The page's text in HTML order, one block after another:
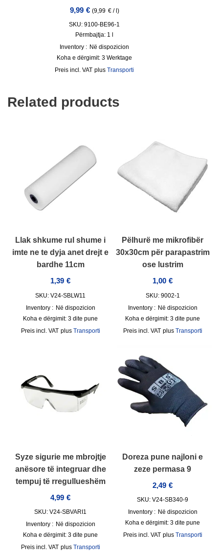
9,99 € (9,99 €/l)
SKU: 9100-BE96-1
Përmbajtja: 1
Inventory : Në dispozicion
Koha e dërgimit:3 Werktage
incl. VAT plusTransporti
Related products
Llak shkume rul shume i
imte ne te dyja anet drejt e
bardhe 11cm
1,39 €
SKU: V24-SBLW11
Inventory : Në dispozicion
Koha e dërgimit: 3 dite pune
incl. VAT plus Transporti
Pëlhurë me mikrofibër
30x30cm për parapastrim
ose lustrim
1,00 €
SKU: 9002-1
Inventory : Në dispozicion
Koha e dërgimit: 3 dite pune
incl. VAT plus Transporti
Syze sigurie me mbrojtje
anësore të integruar dhe
tempuj të rregullueshëm
4,99 €
SKU: V24-SBVARI1
Inventory : Në dispozicion
Koha e dërgimit: 3 dite pune
incl. VAT plus Transporti
Doreza pune najloni e
zeze permasa 9
2,49 €
SKU: V24-SB340-9
Inventory : Në dispozicion
Koha e dërgimit: 3 dite pune
incl. VAT plus Transporti